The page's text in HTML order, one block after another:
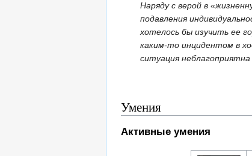
Наряду с верой в
подавления
хотелось бы изучить ее
каким-то инцидентом в
ситуация
Умения
Активные умения